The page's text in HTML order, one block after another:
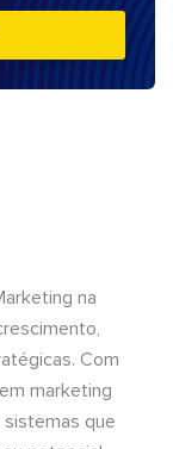
na
Com
marketing
sistemas que